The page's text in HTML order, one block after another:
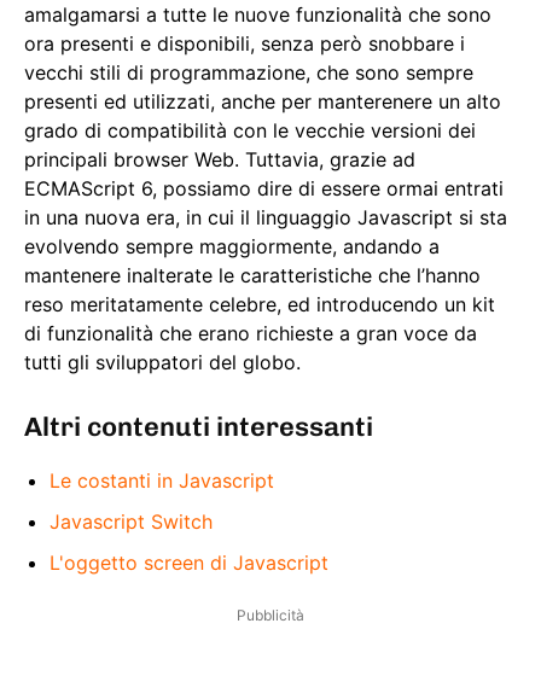
amalgamarsi a tutte le nuove funzionalità che sono
ora presenti e disponibili, senza però snobbare i
vecchi stili di programmazione, che sono sempre
presenti ed utilizzati, anche per manterenere un alto
grado di compatibilità con le vecchie versioni dei
principali browser Web. Tuttavia, grazie ad
ECMAScript 6, possiamo dire di essere ormai entrati
in una nuova era, in cui il linguaggio Javascript si sta
evolvendo sempre maggiormente, andando a
mantenere inalterate le caratteristiche che l’hanno
reso meritatamente celebre, ed introducendo un kit
di funzionalità che erano richieste a gran voce da
tutti gli sviluppatori del globo.
Altri contenuti interessanti
Le costanti in Javascript
Javascript Switch
L'oggetto screen di Javascript
Pubblicità